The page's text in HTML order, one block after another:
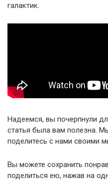
галактик.
Надеемся, вы почерпнули
статья была вам полезна.
поделитесь с нами своими
Вы можете сохранить
поделиться ею, нажав на